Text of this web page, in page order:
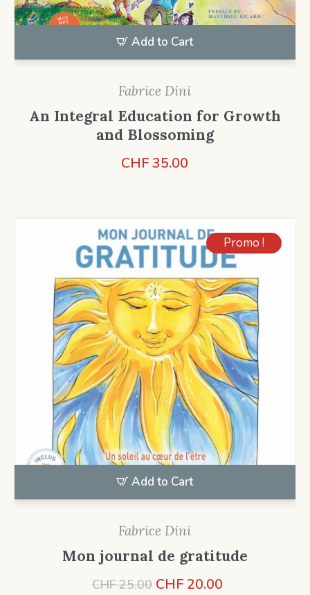
Add to Cart
Fabrice Dini
An Integral Education for Growth
and Blossoming
CHF 35.00
Add to Cart
Promo !
Fabrice Dini
Mon journal de gratitude
CHF 25.00 Le
CHF 20.00Le